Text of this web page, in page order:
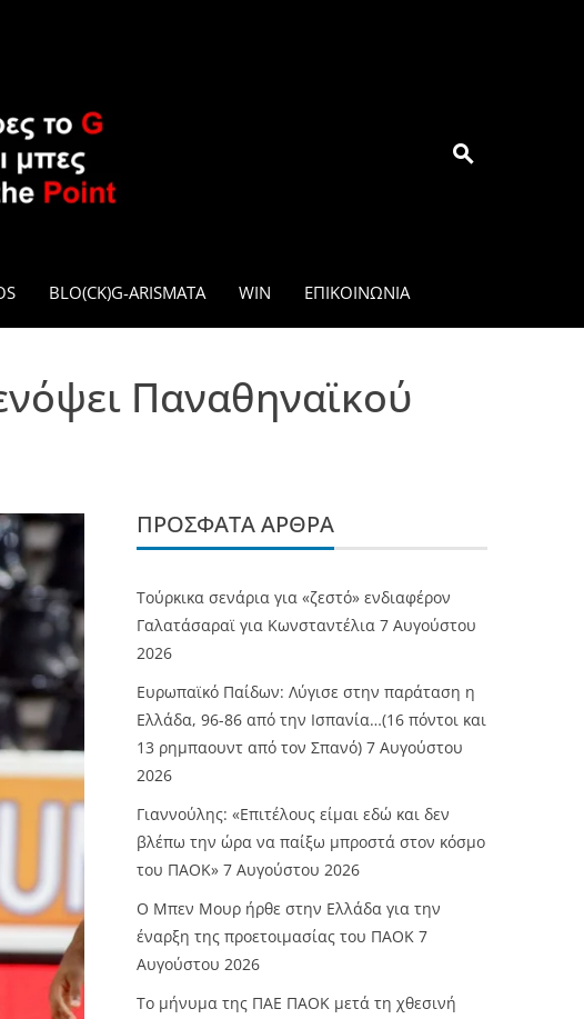
BLO(CK)G-ARISMATA WIN ΕΠΙΚΟΙΝΩΝΊΑ
Παναθηναϊκού
ΠΡΌΣΦΑΤΑ ΆΡΘΡΑ
Τούρκικα σενάρια για «ζεστό» ενδιαφέρον
Γαλατάσαραϊ για Κωνσταντέλια 7 Αυγούστου
2026
Ευρωπαϊκό Παίδων: Λύγισε στην παράταση η
Ελλάδα, 96-86 από την Ισπανία…(16 πόντοι και
13 ρημπαουντ από τον Σπανό) 7 Αυγούστου
2026
Γιαννούλης: «Επιτέλους είμαι εδώ και δεν
βλέπω την ώρα να παίξω μπροστά στον κόσμο
του ΠΑΟΚ» 7 Αυγούστου 2026
O Mπεν Μουρ ήρθε στην Ελλάδα για την
έναρξη της προετοιμασίας του ΠΑΟΚ 7
Αυγούστου 2026
Το μήνυμα της ΠΑΕ ΠΑΟΚ μετά τη χθεσινή